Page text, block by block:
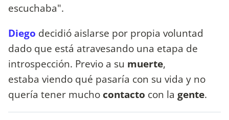
escuchaba".
Diego decidió aislarse por propia voluntad
dado que está atravesando una etapa de
introspección. Previo a su muerte,
estaba viendo qué pasaría con su vida y no
quería tener mucho contacto con la gente.